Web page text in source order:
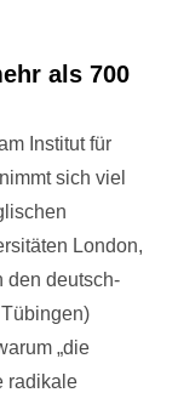
als 700
Institut für
sich viel
London,
den deutsch-
„die
radikale